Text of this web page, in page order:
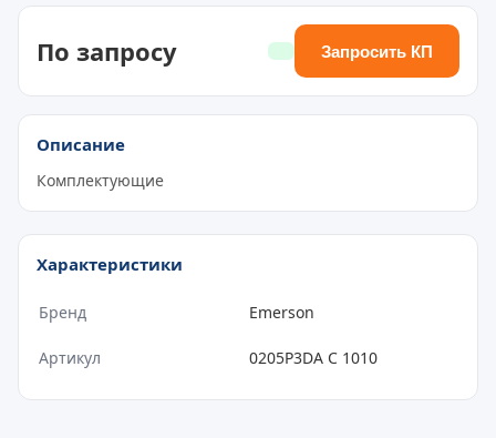
По запросу Запросить КП
Описание
Комплектующие
Характеристики
Бренд Emerson
Артикул 0205P3DA C 1010